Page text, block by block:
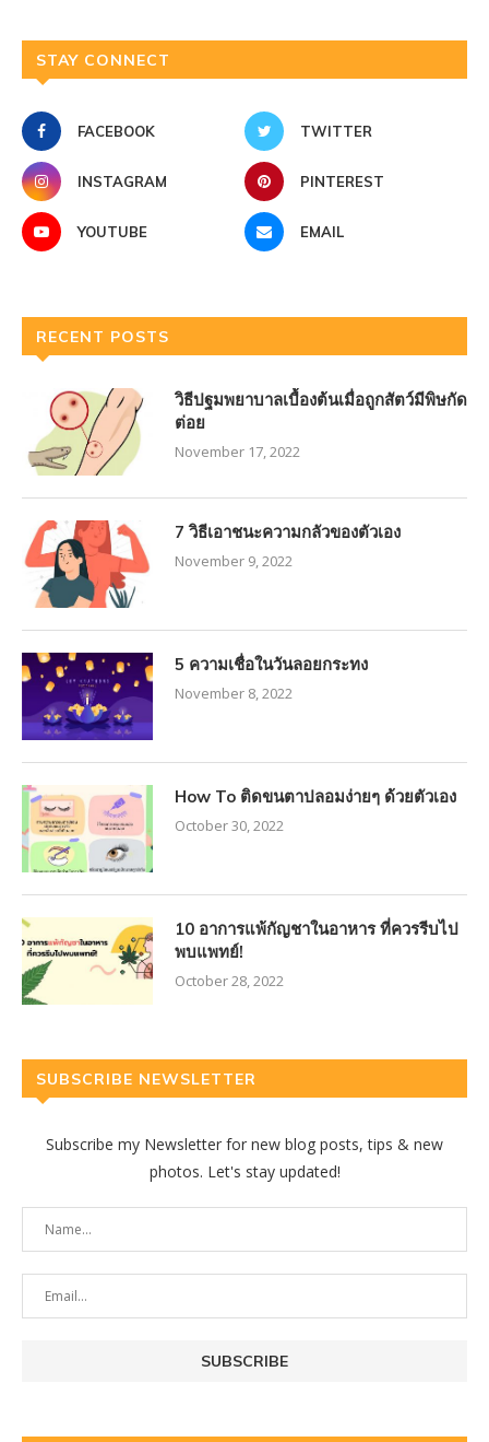
STAY CONNECT
FACEBOOK TWITTER
INSTAGRAM PINTEREST
YOUTUBE EMAIL
RECENT POSTS
วิธีปฐมพยาบาลเบื้องต้นเมื่อถูกสัตว์มีพิษกัด
ต่อย
November 17, 2022
7 วิธีเอาชนะความกลัวของตัวเอง
November 9, 2022
5 ความเชื่อในวันลอยกระทง
November 8, 2022
How To ติดขนตาปลอมง่ายๆ ด้วยตัวเอง
October 30, 2022
10 อาการแพ้กัญชาในอาหาร ที่ควรรีบไป
พบแพทย์!
October 28, 2022
SUBSCRIBE NEWSLETTER
Subscribe my Newsletter for new blog posts, tips & new
photos. Let's stay updated!